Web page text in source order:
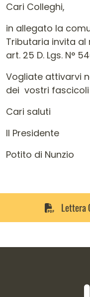
Cari Colleghi,
in allegato la
Tributaria invita
art. 25 D. Lgs. N°
Vogliate attivarvi
dei vostri
Cari saluti
Il Presidente
Potito di Nunzio
Lettera